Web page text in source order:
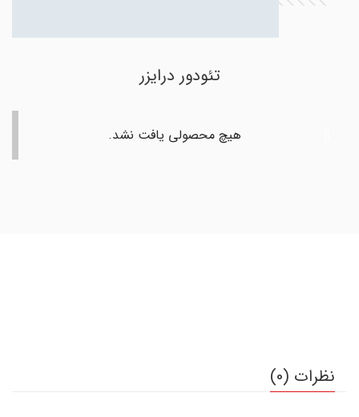
تئودور درایزر
هیچ محصولی یافت نشد.
نظرات (0)